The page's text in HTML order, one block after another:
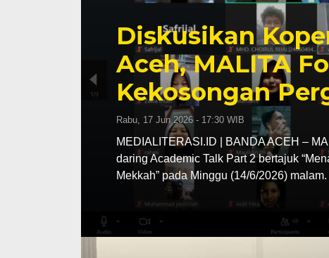
Diskusikan
Aceh, MALITA
Kekosongan
Rabu, 17 Jun 2026 - 17:30 WIB
MEDIALITERASI.ID | BANDA ACEH –
daring Academic Talk Part 2 bertajuk
Mekkah” pada Minggu (14/6/2026) malam.